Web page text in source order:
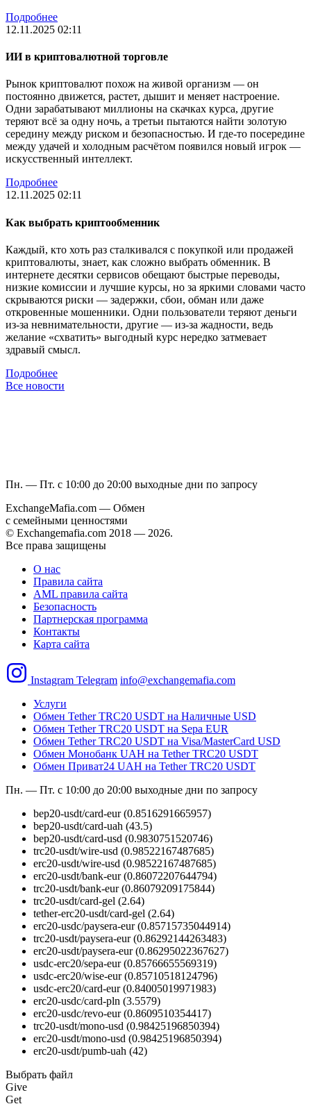
Подробнее
12.11.2025 02:11
ИИ в криптовалютной торговле
Рынок криптовалют похож на живой организм — он
постоянно движется, растет, дышит и меняет настроение.
Одни зарабатывают миллионы на скачках курса, другие
теряют всё за одну ночь, а третьи пытаются найти золотую
середину между риском и безопасностью. И где-то посередине
между удачей и холодным расчётом появился новый игрок —
искусственный интеллект.
Подробнее
12.11.2025 02:11
Как выбрать криптообменник
Каждый, кто хоть раз сталкивался с покупкой или продажей
криптовалюты, знает, как сложно выбрать обменник. В
интернете десятки сервисов обещают быстрые переводы,
низкие комиссии и лучшие курсы, но за яркими словами часто
скрываются риски — задержки, сбои, обман или даже
откровенные мошенники. Одни пользователи теряют деньги
из-за невнимательности, другие — из-за жадности, ведь
желание «схватить» выгодный курс нередко затмевает
здравый смысл.
Подробнее
Все новости
Пн. — Пт. с 10:00 до 20:00 выходные дни по запросу
ExchangeMafia.com — Обмен
с семейными ценностями
© Exchangemafia.com 2018 — 2026.
Все права защищены
О нас
Правила сайта
AML правила сайта
Безопасность
Партнерская программа
Контакты
Карта сайта
Instagram Telegram info@exchangemafia.com
Услуги
Обмен Tether TRC20 USDT на Наличные USD
Обмен Tether TRC20 USDT на Sepa EUR
Обмен Tether TRC20 USDT на Visa/MasterCard USD
Обмен Монобанк UAH на Tether TRC20 USDT
Обмен Приват24 UAH на Tether TRC20 USDT
Пн. — Пт. с 10:00 до 20:00 выходные дни по запросу
bep20-usdt/card-eur (0.8516291665957)
bep20-usdt/card-uah (43.5)
bep20-usdt/card-usd (0.9830751520746)
trc20-usdt/wire-usd (0.98522167487685)
erc20-usdt/wire-usd (0.98522167487685)
erc20-usdt/bank-eur (0.86072207644794)
trc20-usdt/bank-eur (0.86079209175844)
trc20-usdt/card-gel (2.64)
tether-erc20-usdt/card-gel (2.64)
erc20-usdc/paysera-eur (0.85715735044914)
trc20-usdt/paysera-eur (0.86292144263483)
erc20-usdt/paysera-eur (0.86295022367627)
usdc-erc20/sepa-eur (0.85766655569319)
usdc-erc20/wise-eur (0.85710518124796)
usdc-erc20/card-eur (0.84005019971983)
erc20-usdc/card-pln (3.5579)
erc20-usdc/revo-eur (0.8609510354417)
trc20-usdt/mono-usd (0.98425196850394)
erc20-usdt/mono-usd (0.98425196850394)
erc20-usdt/pumb-uah (42)
Выбрать файл
Give
Get